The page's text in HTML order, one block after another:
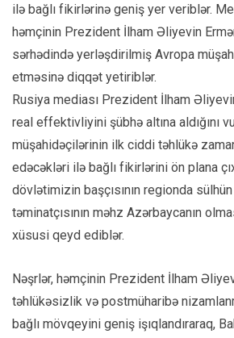
ilə bağlı fikirlərinə geniş yer veriblər.
həmçinin Prezident İlham Əliyevin
sərhədində yerləşdirilmiş Avropa
etməsinə diqqət yetiriblər.
Rusiya mediası Prezident İlham
real effektivliyini şübhə altına aldığını
müşahidəçilərinin ilk ciddi təhlükə
edəcəkləri ilə bağlı fikirlərini ön plana
dövlətimizin başçısının regionda
təminatçısının məhz Azərbaycanın
xüsusi qeyd ediblər.
Nəşrlər, həmçinin Prezident İlham
təhlükəsizlik və postmüharibə
bağlı mövqeyini geniş işıqlandıraraq,